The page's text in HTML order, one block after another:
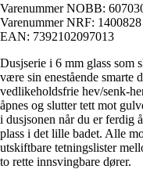
Varenummer NOBB:
Varenummer NRF: 1400828
EAN: 7392102097013
Dusjserie i 6 mm glass som
være sin enestående smarte
vedlikeholdsfrie hev/senk-
åpnes og slutter tett mot
i dusjsonen når du er ferdig
plass i det lille badet. Alle
utskiftbare tetningslister
to rette innsvingbare dører.